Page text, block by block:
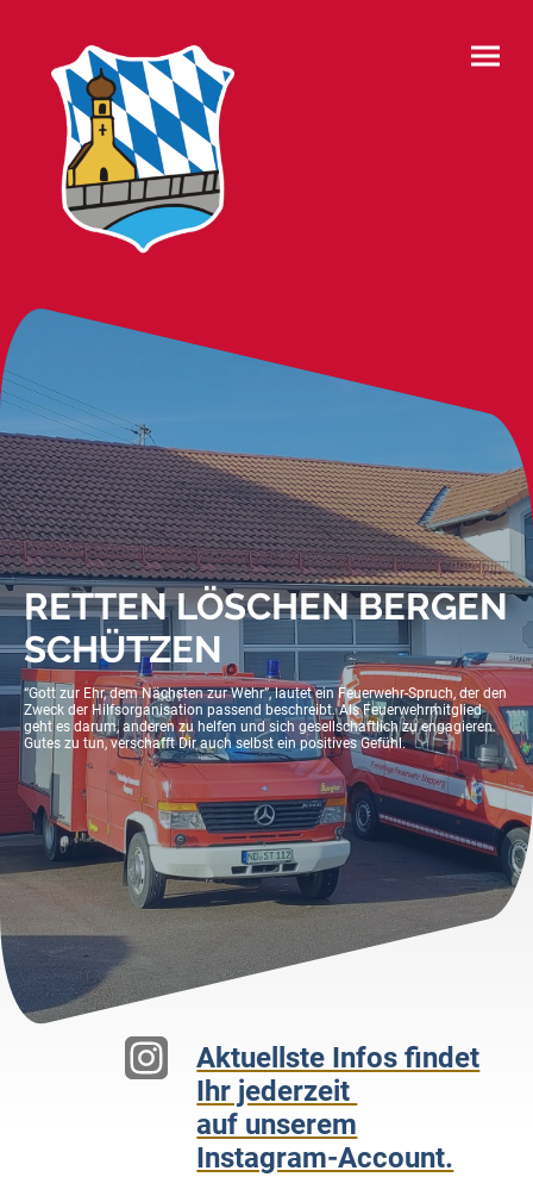
RETTEN LÖSCHEN BERGEN
SCHÜTZEN
“Gott zur Ehr, dem Nächsten zur Wehr”, lautet ein Feuerwehr-Spruch, der den
Zweck der Hilfsorganisation passend beschreibt. Als Feuerwehrmitglied
geht es darum, anderen zu helfen und sich gesellschaftlich zu engagieren.
Gutes zu tun, verschafft Dir auch selbst ein positives Gefühl.
Aktuellste Infos findet
Ihr jederzeit
auf unserem
Instagram-Account.